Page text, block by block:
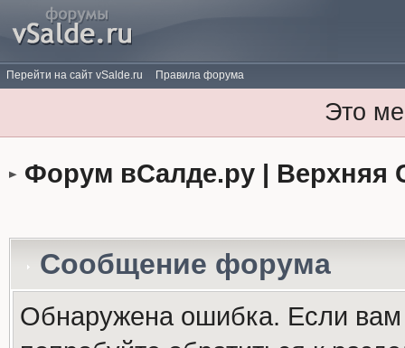
Перейти на сайт vSalde.ru Правила форума
Это
Форум вСалде.ру | Верхняя
Сообщение форума
Обнаружена ошибка. Если